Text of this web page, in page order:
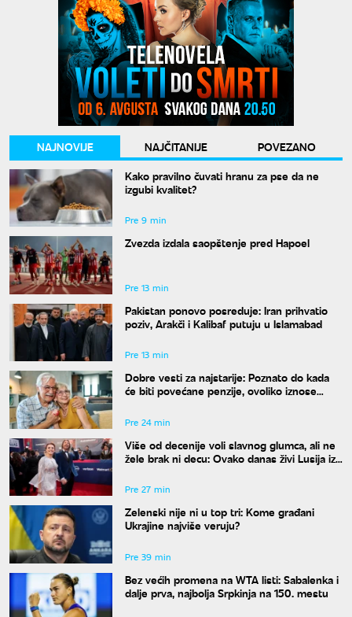
NAJNOVIJE NAJČITANIJE
POVEZANO
Kako pravilno čuvati hranu za pse da ne
izgubi kvalitet?
Pre 9 min
Zvezda izdala saopštenje pred Hapoel
Pre 13 min
Pakistan ponovo posreduje: Iran prihvatio
poziv, Arakči i Kalibaf putuju u Islamabad
Pre 13 min
Dobre vesti za najstarije: Poznato do kada
će biti povećane penzije, ovoliko iznose
Pre 24 min
Više od decenije voli slavnog glumca, ali ne
žele brak ni decu: Ovako danas živi Lusija iz
Pre 27 min
Zelenski nije ni u top tri: Kome građani
Ukrajine najviše veruju?
Pre 39 min
Bez većih promena na WTA listi: Sabalenka i
dalje prva, najbolja Srpkinja na 150. mestu